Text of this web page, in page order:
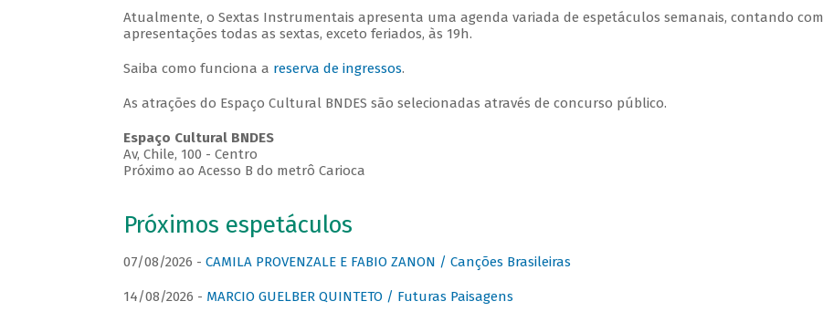
Atualmente, o Sextas Instrumentais apresenta uma agenda variada de espetáculos semanais, contando com
apresentações todas as sextas, exceto feriados, às 19h.
Saiba como funciona a reserva de ingressos.
As atrações do Espaço Cultural BNDES são selecionadas através de concurso público.
Espaço Cultural BNDES
Av, Chile, 100 - Centro
Próximo ao Acesso B do metrô Carioca
Próximos espetáculos
07/08/2026 - CAMILA PROVENZALE E FABIO ZANON / Canções Brasileiras
14/08/2026 - MARCIO GUELBER QUINTETO / Futuras Paisagens